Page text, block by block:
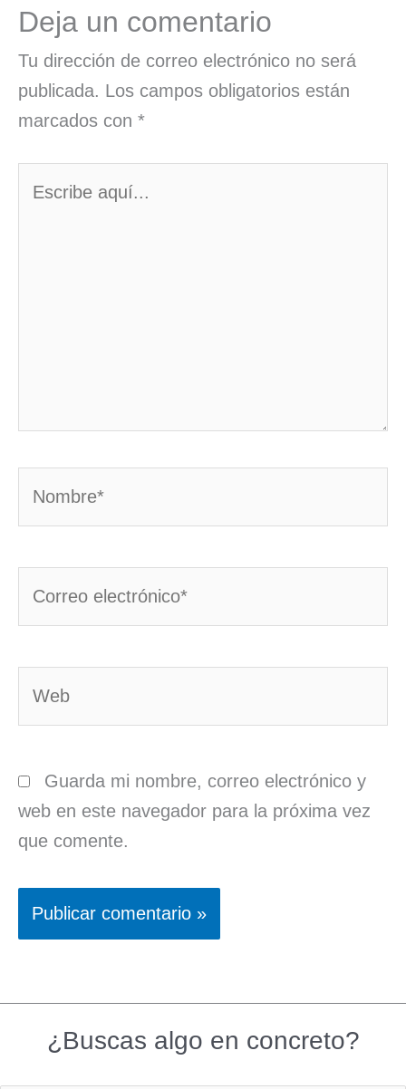
Deja un comentario
Tu dirección de correo electrónico no será
publicada. Los campos obligatorios están
marcados con *
Guarda mi nombre, correo electrónico y
web en este navegador para la próxima vez
que comente.
¿Buscas algo en concreto?